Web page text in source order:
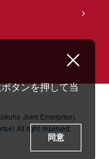
Joint Enterprise).
All right reserved.
タンを押して当
同意